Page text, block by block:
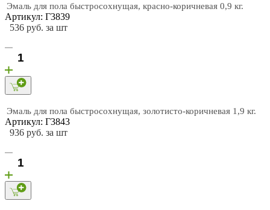
Эмаль для пола быстросохнущая, красно-коричневая 0,9 кг.
Артикул: Г3839
536 руб. за шт
Эмаль для пола быстросохнущая, золотисто-коричневая 1,9 кг.
Артикул: Г3843
936 руб. за шт